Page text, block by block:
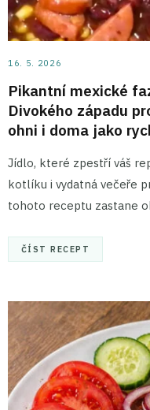
16. 5. 2026
Pikantní mexické
Divokého západu
ohni i doma jako
Jídlo, které zpestří váš
kotlíku i vydatná večeře
tohoto receptu zastane
ČÍST RECEPT